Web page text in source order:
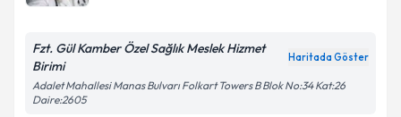
Fzt. Gül Kamber Özel Sağlık Meslek Hizmet
Birimi
Haritada Göster
Adalet Mahallesi Manas Bulvarı Folkart Towers B Blok No:34 Kat:26
Daire:2605